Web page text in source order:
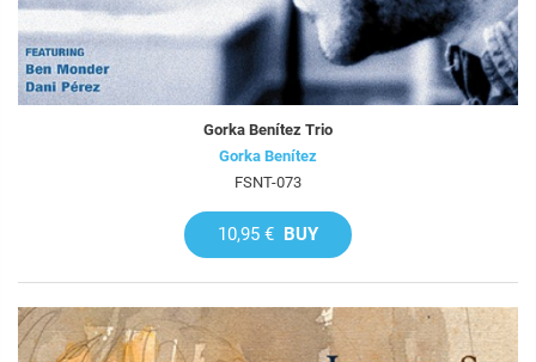
Gorka Benítez Trio
Gorka Benítez
FSNT-073
10,95 € BUY